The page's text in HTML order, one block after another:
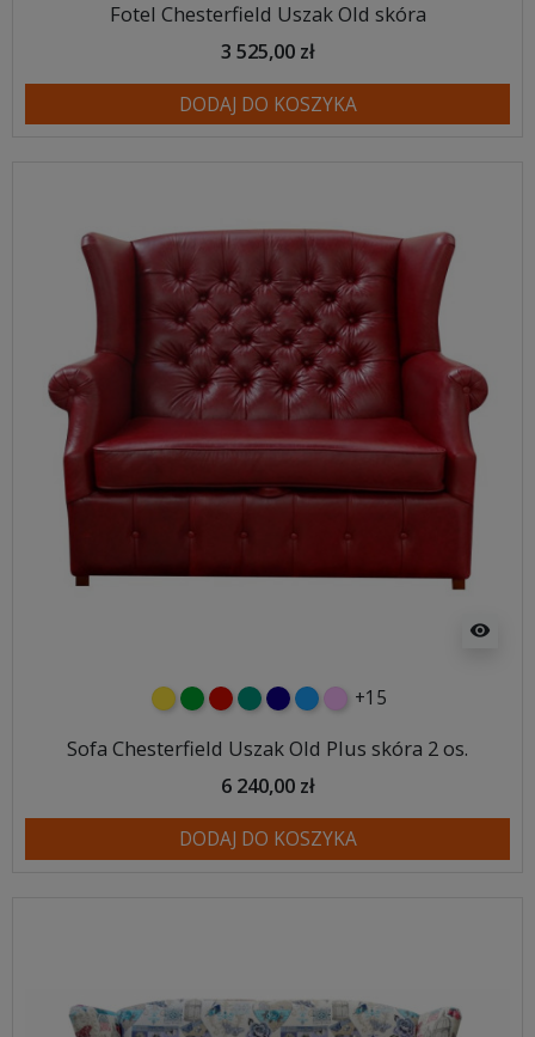
Fotel Chesterfield Uszak Old skóra
3 525,00 zł
DODAJ DO KOSZYKA
visibility
żółtyzielonyczerwony
turkusowy
granatowy
niebieski
różowy
+15
Sofa Chesterfield Uszak Old Plus skóra 2 os.
6 240,00 zł
DODAJ DO KOSZYKA